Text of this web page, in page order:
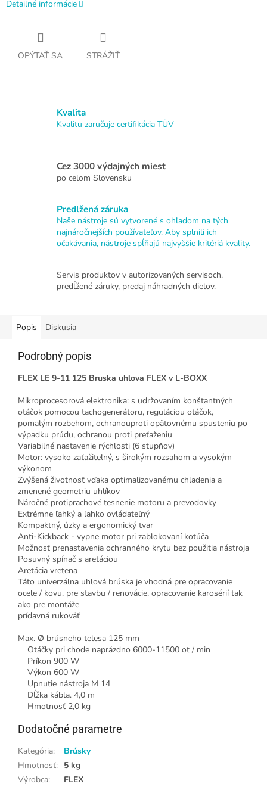
Detailné informácie
OPÝTAŤ SA STRÁŽIŤ
Kvalita
Kvalitu zaručuje certifikácia TÜV
Cez 3000 výdajných miest
po celom Slovensku
Predlžená záruka
Naše nástroje sú vytvorené s ohľadom na tých
najnáročnejších používateľov. Aby splnili ich
očakávania, nástroje spĺňajú najvyššie kritériá kvality.
Servis produktov v autorizovaných servisoch,
predĺžené záruky, predaj náhradných dielov.
Popis Diskusia
Podrobný popis
FLEX LE 9-11 125 Bruska uhlova FLEX v L-BOXX
Mikroprocesorová elektronika: s udržovaním konštantných
otáčok pomocou tachogenerátoru, reguláciou otáčok,
pomalým rozbehom, ochranouproti opätovnému spusteniu po
výpadku prúdu, ochranou proti preťaženiu
Variabilné nastavenie rýchlosti (6 stupňov)
Motor: vysoko zaťažiteľný, s širokým rozsahom a vysokým
výkonom
Zvýšená životnosť vďaka optimalizovanému chladenia a
zmenené geometriu uhlíkov
Náročné protiprachové tesnenie motoru a prevodovky
Extrémne ľahký a ľahko ovládateľný
Kompaktný, úzky a ergonomický tvar
Anti-Kickback - vypne motor pri zablokovaní kotúča
Možnosť prenastavenia ochranného krytu bez použitia nástroja
Posuvný spínač s aretáciou
Aretácia vretena
Táto univerzálna uhlová brúska je vhodná pre opracovanie
ocele / kovu, pre stavbu / renovácie, opracovanie karosérií tak
ako pre montáže
prídavná rukoväť
Max. Ø brúsneho telesa 125 mm
Otáčky pri chode naprázdno 6000-11500 ot / min
Príkon 900 W
Výkon 600 W
Upnutie nástroja M 14
Dĺžka kábla. 4,0 m
Hmotnosť 2,0 kg
Dodatočné parametre
Kategória:
Brúsky
Hmotnosť: 5 kg
Výrobca: FLEX